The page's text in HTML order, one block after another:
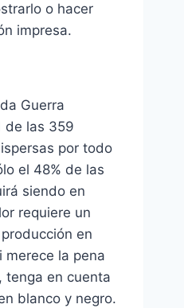
o hacer
impresa.
Guerra
de las 359
por todo
el 48% de las
siendo en
requiere un
en
la pena
tenga en cuenta
blanco y negro.